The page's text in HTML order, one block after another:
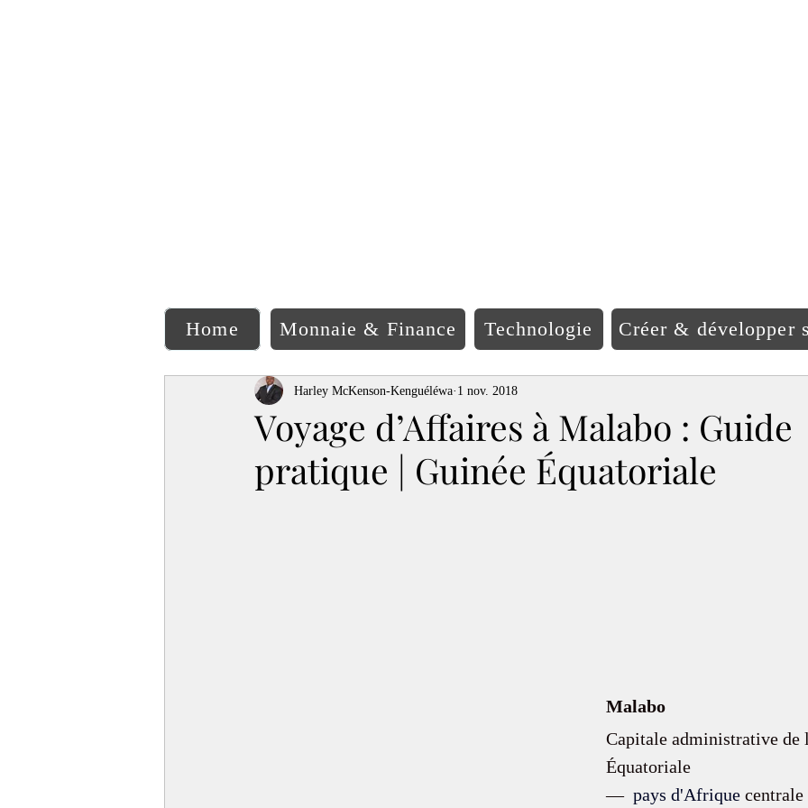
Home Monnaie & Finance Technologie Créer & développer
Voyage d’Affaires à Malabo : Guide
pratique | Guinée Équatoriale
Harley McKenson-Kenguéléwa 1 nov. 2018
Malabo
Capitale administrative de
Équatoriale
— pays d'Afrique centrale